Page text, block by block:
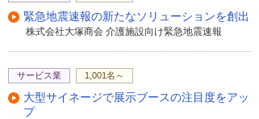
緊急地震速報の新たなソリューションを創出
株式会社大塚商会 介護施設向け緊急地震速報
サービス業 1,001名～
大型サイネージで展示ブースの注目度をアッ
プ